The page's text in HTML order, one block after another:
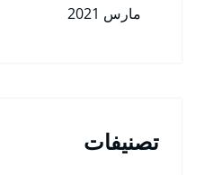
مارس 2021
تصنيفات